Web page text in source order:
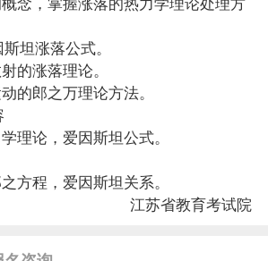
涨落公式。
涨落理论。
郎之万理论方法。
论，爱因斯坦公式。
程，爱因斯坦关系。
江苏省教育考试院